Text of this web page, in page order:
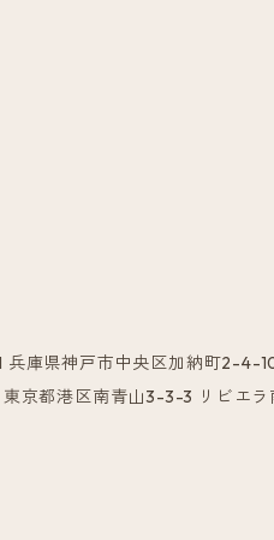
庫県神戸市中央区加納町2-
都港区南青山3-3-3 リビエラ